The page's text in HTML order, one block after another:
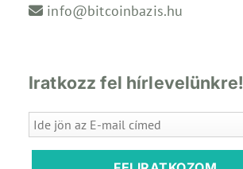
info@bitcoinbazis.hu
Iratkozz fel hírlevelünkre!